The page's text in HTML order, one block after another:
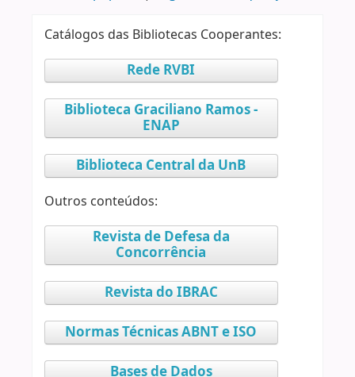
Catálogos das Bibliotecas Cooperantes:
Rede RVBI
Biblioteca Graciliano Ramos -
ENAP
Biblioteca Central da UnB
Outros conteúdos:
Revista de Defesa da
Concorrência
Revista do IBRAC
Normas Técnicas ABNT e ISO
Bases de Dados